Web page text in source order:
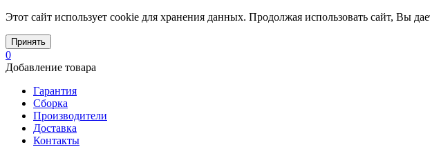
Этот сайт использует cookie для хранения данных. Продолжая использовать сайт, Вы
Принять
0
Добавление товара
Гарантия
Сборка
Производители
Доставка
Контакты